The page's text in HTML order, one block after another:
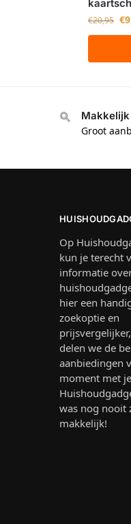
€20,95 €
Groot
Op
kun je terecht
informatie
hier een
zoekoptie en
delen we de
aanbiedingen
moment met
was nog nooit
makkelijk!